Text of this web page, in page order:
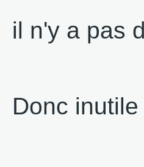
il n'y a pas
Donc